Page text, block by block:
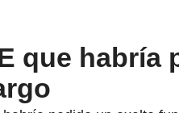
que habría